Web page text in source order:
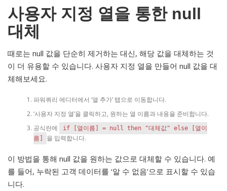
사용자 지정 열을 통한 null
대체
때로는 null 값을 단순히 제거하는 대신, 해당 값을 대체하는 것
이 더 유용할 수 있습니다. 사용자 지정 열을 만들어 null 값을 대
체해보세요.
파워쿼리 에디터에서 ‘열 추가’ 탭으로 이동합니다.
‘사용자 지정 열’을 클릭하고, 원하는 열 이름과 내용을 준비합니다.
공식란에
if [열이름] = null then "대체값" else [열이
름]
을 입력합니다.
이 방법을 통해 null 값을 원하는 값으로 대체할 수 있습니다. 예
를 들어, 누락된 고객 데이터를 ‘알 수 없음’으로 표시할 수 있습
니다.